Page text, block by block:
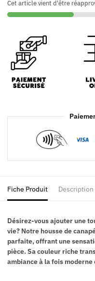
Cet article vient d'être
Fiche Produit Description
Désirez-vous ajouter une
vie? Notre housse de
parfaite, offrant une
pièce. Sa couleur riche
ambiance à la fois